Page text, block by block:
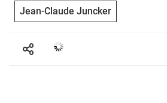
Jean-Claude Juncker